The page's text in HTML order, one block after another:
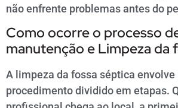
não enfrente problemas antes do
Como ocorre o processo
manutenção e Limpeza da
A limpeza da fossa séptica envolve
procedimento dividido em etapas.